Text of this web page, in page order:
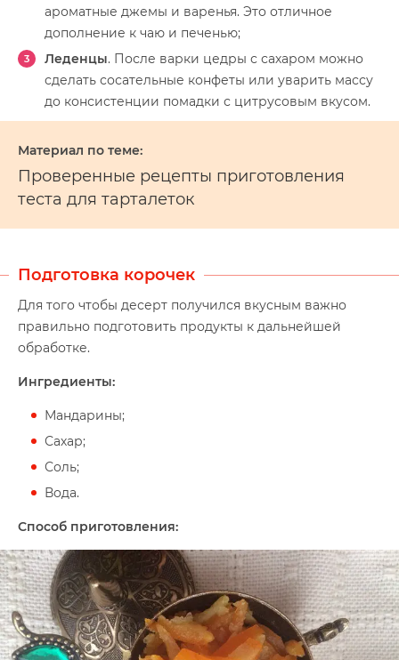
ароматные джемы и варенья. Это отличное
дополнение к чаю и печенью;
Леденцы. После варки цедры с сахаром можно
сделать сосательные конфеты или уварить массу
до консистенции помадки с цитрусовым вкусом.
Проверенные рецепты приготовления
теста для тарталеток
Подготовка корочек
Для того чтобы десерт получился вкусным важно
правильно подготовить продукты к дальнейшей
обработке.
Ингредиенты:
Мандарины;
Сахар;
Соль;
Вода.
Способ приготовления: